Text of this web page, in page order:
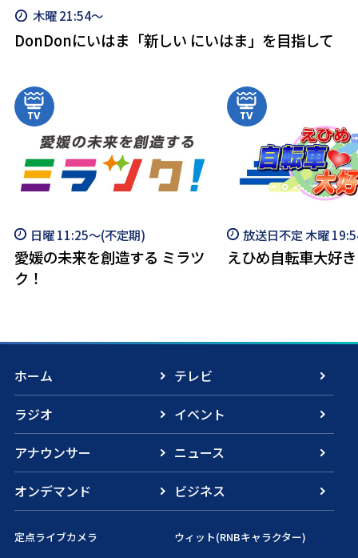
木曜 21:54～
DonDonにいはま「新しい にいはま」を目指して
日曜 11:25～(不定期)
愛媛の未来を創造する ミラツ
ク！
放送日不定 木曜
えひめ自転車大好
ホーム
テレビ
ラジオ
イベント
アナウンサー
ニュース
オンデマンド
ビジネス
定点ライブカメラ
ウィット(RNBキャラクター)